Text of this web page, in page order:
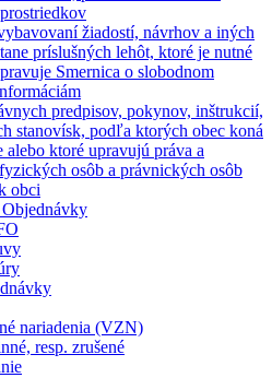
žiadostí, návrhov a iných
príslušných lehôt, ktoré je nutné
Smernica o slobodnom
predpisov, pokynov, inštrukcií,
stanovísk, podľa ktorých obec koná
alebo ktoré upravujú práva a
osôb a právnických osôb
obci
nariadenia (VZN)
resp. zrušené